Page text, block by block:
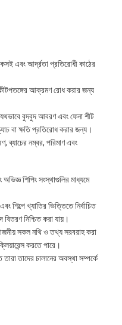
এবং আর্দ্রতা প্রতিরোধী কাঠের
আক্রমণ রোধ করার জন্য
বুদবুদ আবরণ এবং ফেনা শীট
বা ক্ষতি প্রতিরোধ করার জন্য।
ব্যাচের নম্বর, পরিমাণ এবং
অভিজ্ঞ শিপিং সংস্থাগুলির মাধ্যমে
শিল্পে খ্যাতির ভিত্তিতে নির্বাচিত
নিশ্চিত করা যায়।
সকল নথি ও তথ্য সরবরাহ করা
করতে পারে।
তারা তাদের চালানের অবস্থা সম্পর্কে